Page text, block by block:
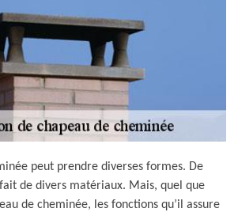
peut prendre diverses formes. De
de divers matériaux. Mais, quel que
de cheminée, les fonctions qu’il assure